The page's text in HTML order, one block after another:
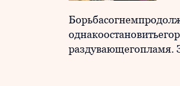
раздувающегопламя.